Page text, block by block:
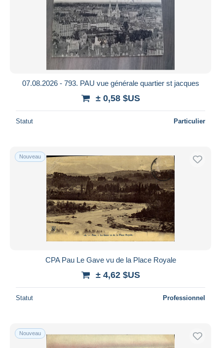
07.08.2026 - 793. PAU vue générale quartier st jacques
± 0,58 $US
Statut Particulier
Nouveau
CPA Pau Le Gave vu de la Place Royale
± 4,62 $US
Statut Professionnel
Nouveau